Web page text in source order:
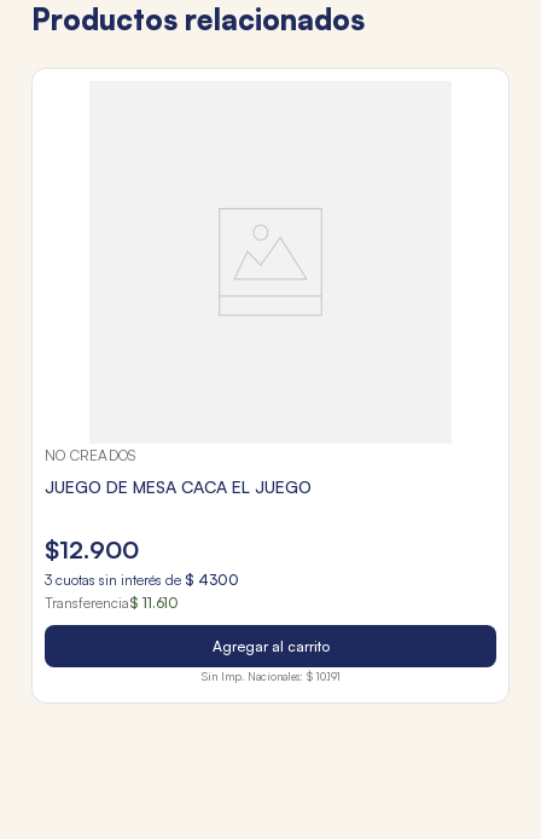
Productos relacionados
NO CREADOS
JUEGO DE MESA CACA EL JUEGO
$12.900
3 cuotas sin interés de $ 4300
Transferencia$ 11.610
Agregar al carrito
Sin Imp. Nacionales: $ 10.191